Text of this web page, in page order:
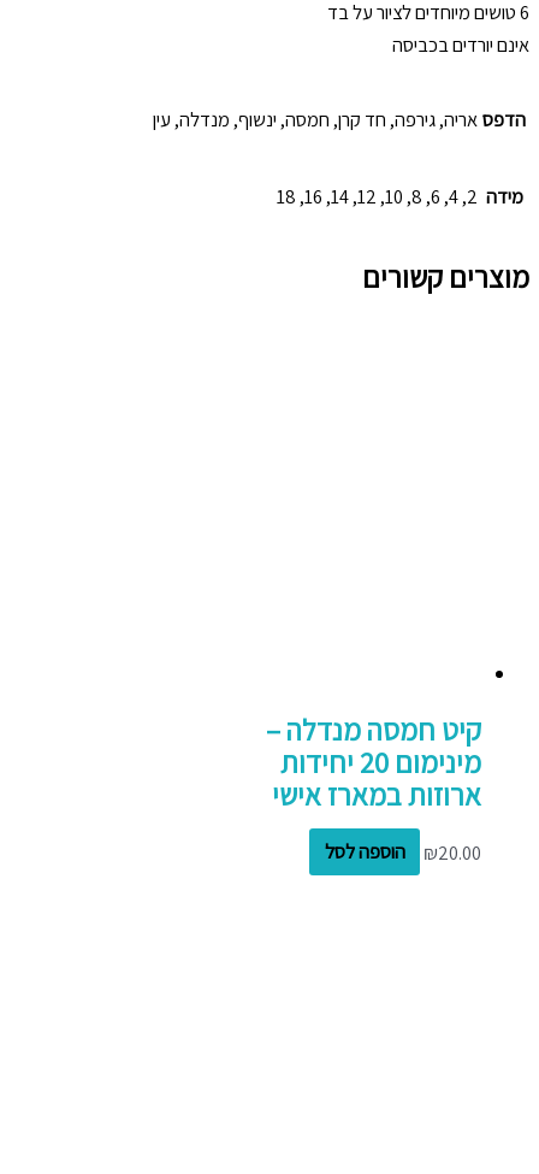
6 טושים מיוחדים לציור על בד
אינם יורדים בכביסה
הדפסאריה, גירפה, חד קרן, חמסה, ינשוף, מנדלה, עין
מידה 2, 4, 6, 8, 10, 12, 14, 16, 18
מוצרים קשורים
קיט חמסה מנדלה –
מינימום 20 יחידות
ארוזות במארז אישי
₪20.00 הוספה לסל